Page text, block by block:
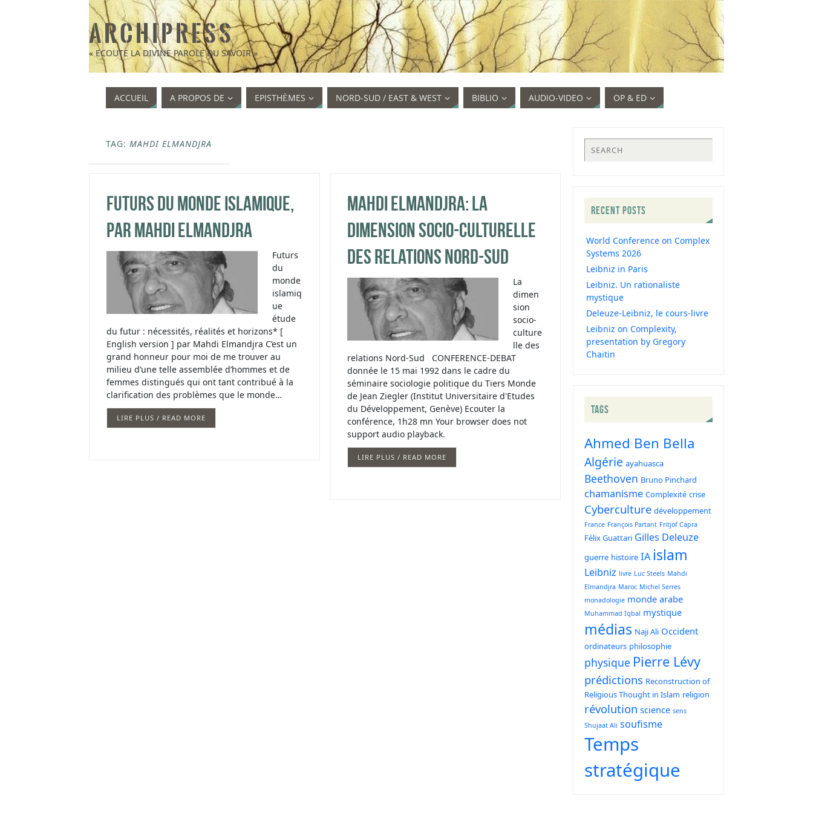
A R C H I P R E S S
« ECOUTE LA DIVINE PAROLE DU SAVOIR »
ACCUEIL A PROPOS DE EPISTHÈMES NORD-SUD / EAST & WEST BIBLIO AUDIO-VIDEO OP & ED
TAG: MAHDI ELMANDJRA
Futurs du monde islamique,
par Mahdi Elmandjra
Futurs
du
monde
islamiq
ue
étude
du futur : nécessités, réalités et horizons* [
English version ] par Mahdi Elmandjra C’est un
grand honneur pour moi de me trouver au
milieu d’une telle assemblée d’hommes et de
femmes distingués qui ont tant contribué à la
clarification des problèmes que le monde…
LIRE PLUS / READ MORE
Mahdi Elmandjra: La
dimension socio-culturelle
des relations Nord-Sud
La
dimen
sion
socio-
culture
lle des
relations Nord-Sud CONFERENCE-DEBAT
donnée le 15 mai 1992 dans le cadre du
séminaire sociologie politique du Tiers Monde
de Jean Ziegler (Institut Universitaire d'Etudes
du Développement, Genève) Ecouter la
conférence, 1h28 mn Your browser does not
support audio playback.
LIRE PLUS / READ MORE
RECENT POSTS
World Conference on Complex
Systems 2026
Leibniz in Paris
Leibniz. Un rationaliste
mystique
Deleuze-Leibniz, le cours-livre
Leibniz on Complexity,
presentation by Gregory
Chaitin
TAGS
Ahmed Ben Bella
Algérie ayahuasca
Beethoven Bruno Pinchard
chamanisme Complexité crise
Cyberculture développement
France François Partant Fritjof Capra
Félix Guattari Gilles Deleuze
guerre histoire IA islam
Leibniz livre Luc Steels Mahdi
Elmandjra Maroc Michel Serres
monadologie monde arabe
Muhammad Iqbal mystique
médias Naji Ali Occident
ordinateurs philosophie
physique Pierre Lévy
prédictions Reconstruction of
Religious Thought in Islam religion
révolution science sens
Shujaat Ali soufisme
Temps
stratégique